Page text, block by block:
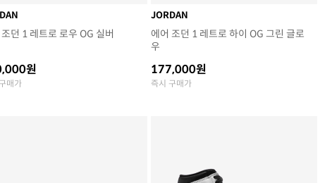
던 1 레트로 로우 OG 실버
원
매가
JORDAN
에어 조던 1 레트로 하이 OG 그린 글로
우
177,000원
즉시 구매가